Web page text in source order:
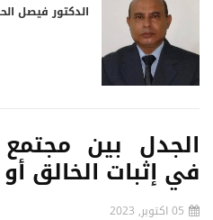
الدكتور فيصل
الجدل بين مجتمع
في إثبات الخالق
05 اكتوبر, 2023